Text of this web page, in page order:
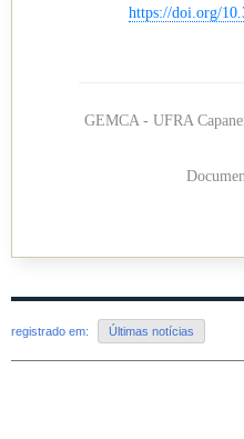
https://doi.org/
GEMCA - UFRA
registrado em: Últimas notícias